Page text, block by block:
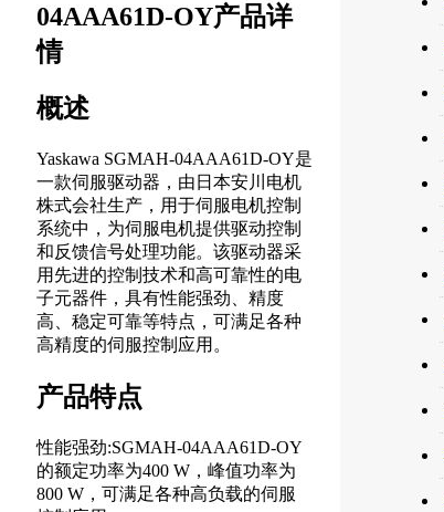
04AAA61D-OY产品详
情
概述
Yaskawa SGMAH-04AAA61D-OY是
一款伺服驱动器，由日本安川电机
株式会社生产，用于伺服电机控制
系统中，为伺服电机提供驱动控制
和反馈信号处理功能。该驱动器采
用先进的控制技术和高可靠性的电
子元器件，具有性能强劲、精度
高、稳定可靠等特点，可满足各种
高精度的伺服控制应用。
产品特点
性能强劲:SGMAH-04AAA61D-OY
的额定功率为400 W，峰值功率为
800 W，可满足各种高负载的伺服